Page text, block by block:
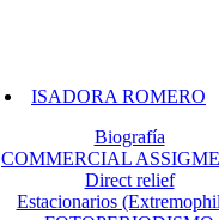
ISADORA ROMERO
Biografía
COMMERCIAL
Direct relief
Estacionarios